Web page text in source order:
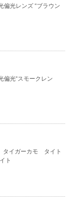
光レンズ “ブラウン
偏光“スモークレン
タイガーカモ タイト
ト